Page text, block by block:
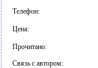
Телефон:
Цена:
Прочитано:
Связь с автором: